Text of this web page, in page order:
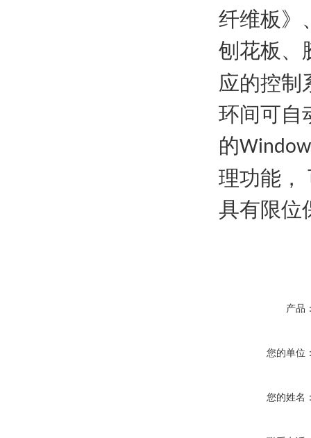
纤维板》
刨花板、
应的控制
环间可自
的
理功能，
具有限位
产品
您的单位
您的姓名